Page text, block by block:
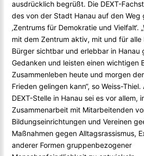
ausdrücklich begrüßt. Die DEXT-
des von der Stadt Hanau auf den Weg
‚Zentrums für Demokratie und Vielfalt‘.
mit dem Zentrum aktiv, mit und für alle
Bürger sichtbar und erlebbar in Hanau
Gedanken und leisten einen wichtigen
Zusammenleben heute und morgen
Frieden gelingen kann“, so Weiss-
DEXT-Stelle in Hanau sei es vor allem,
Zusammenarbeit mit Mitarbeitenden
Bildungseinrichtungen und Vereinen
Maßnahmen gegen Alltagsrassismus,
anderer Formen gruppenbezogener